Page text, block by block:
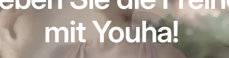
mit Youha!